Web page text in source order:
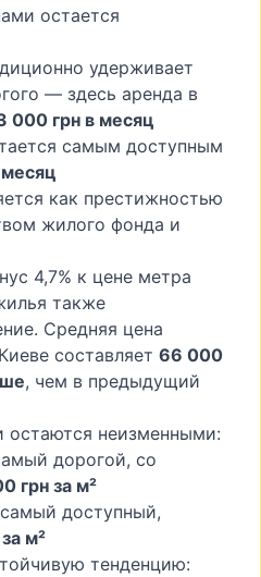
остается
удерживает
— здесь аренда в
000 грн в месяц
самым доступным
как престижностью
жилого фонда и
4,7% к цене метра
также
Средняя цена
составляет 66 000
, чем в предыдущий
неизменными:
дорогой, со
грн за м²
доступный,
м²
тенденцию: